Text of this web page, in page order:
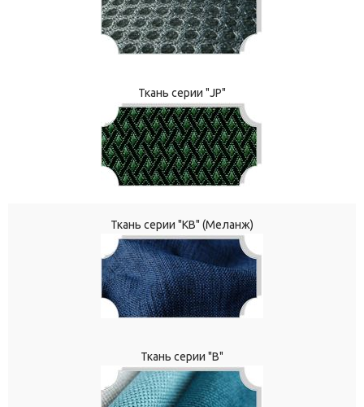
Ткань серии "JP"
Ткань серии "КВ" (Меланж)
Ткань серии "В"